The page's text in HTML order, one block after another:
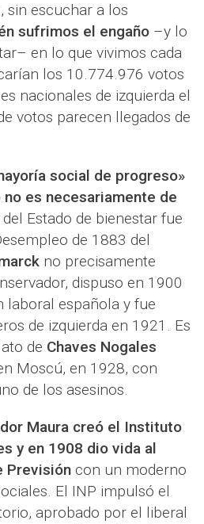
sin escuchar a los
sufrimos el engaño –y lo
en lo que vivimos cada
los 10.774.976 votos
nacionales de izquierda el
votos parecen llegados de
social de progreso»
es necesariamente de
Estado de bienestar fue
de 1883 del
no precisamente
dispuso en 1900
laboral española y fue
de izquierda en 1921. Es
de Chaves Nogales
Moscú, en 1928, con
de los asesinos.
Maura creó el Instituto
y en 1908 dio vida al
Previsión con un moderno
El INP impulsó el
aprobado por el liberal